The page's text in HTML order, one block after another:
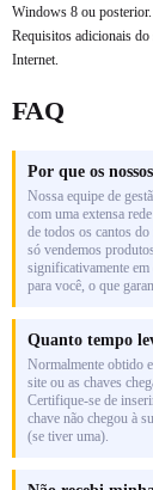
Windows 8 ou posterior.
Requisitos adicionais do
Internet.
FAQ
Por que os
Nossa equipe de
com uma extensa
de todos os cantos
só vendemos
significativamente em
para você, o que
Quanto tempo
Normalmente obtido
site ou as chaves
Certifique-se de
chave não chegou à
(se tiver uma).